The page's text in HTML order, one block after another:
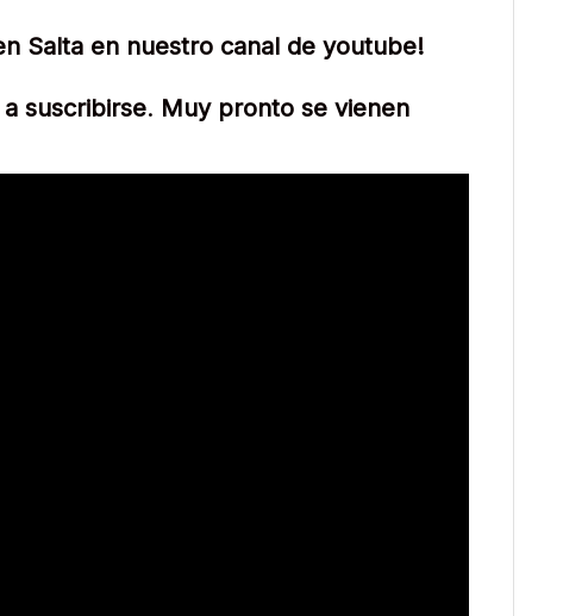
Salta en nuestro canal de youtube!
suscribirse. Muy pronto se vienen